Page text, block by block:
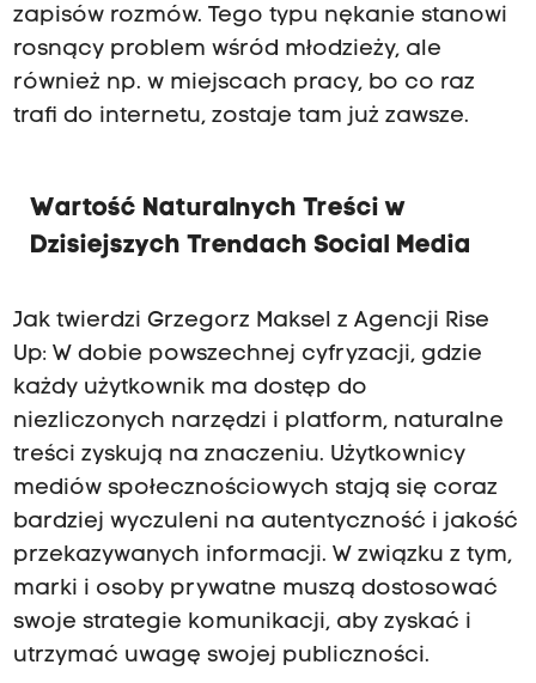
zapisów rozmów. Tego typu nękanie stanowi
rosnący problem wśród młodzieży, ale
również np. w miejscach pracy, bo co raz
trafi do internetu, zostaje tam już zawsze.
Wartość Naturalnych Treści w
Dzisiejszych Trendach Social Media
Jak twierdzi Grzegorz Maksel z Agencji Rise
Up: W dobie powszechnej cyfryzacji, gdzie
każdy użytkownik ma dostęp do
niezliczonych narzędzi i platform, naturalne
treści zyskują na znaczeniu. Użytkownicy
mediów społecznościowych stają się coraz
bardziej wyczuleni na autentyczność i jakość
przekazywanych informacji. W związku z tym,
marki i osoby prywatne muszą dostosować
swoje strategie komunikacji, aby zyskać i
utrzymać uwagę swojej publiczności.